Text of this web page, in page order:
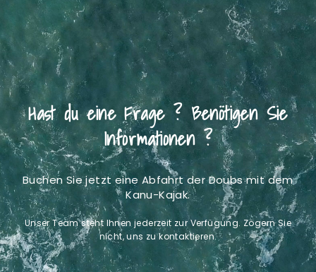
Hast du eine Frage ? Benötigen Sie
Informationen ?
Buchen Sie jetzt eine Abfahrt der Doubs mit dem
Kanu-Kajak.
Unser Team steht Ihnen jederzeit zur Verfügung. Zögern Sie
nicht, uns zu kontaktieren.